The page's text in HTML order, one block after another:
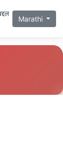
Marathi